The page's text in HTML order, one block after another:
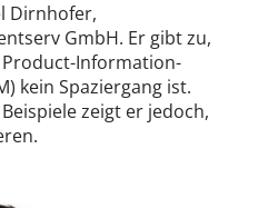
Dirnhofer,
GmbH. Er gibt zu,
Information-
kein Spaziergang ist.
zeigt er jedoch,